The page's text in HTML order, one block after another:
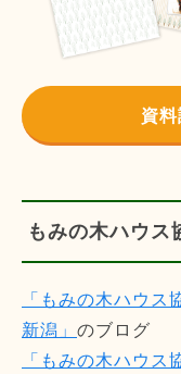
資
もみの木ハウス
「もみの木ハウス
新潟」 のブログ
「もみの木ハウス